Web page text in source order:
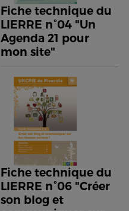
Fiche technique du
LIERRE n°04 "Un
Agenda 21 pour
mon site"
Fiche technique du
LIERRE n°06 "Créer
son blog et